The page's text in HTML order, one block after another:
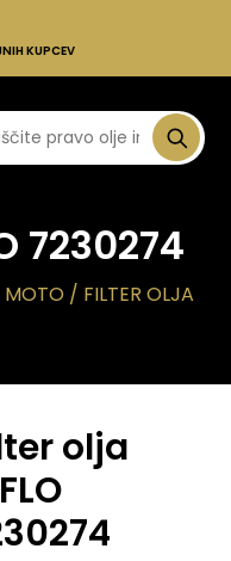
KUPCEV
7230274
MOTO / FILTER OLJA
olja